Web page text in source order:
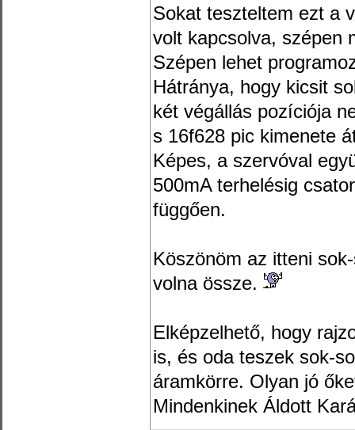
Sokat teszteltem ezt a
volt kapcsolva, szépen
Szépen lehet
Hátránya, hogy kicsit
két végállás pozíciója
s 16f628 pic kimenete
Képes, a szervóval
500mA terhelésig
függően.
Köszönöm az itteni
volna össze.
Elképzelhető, hogy
is, és oda teszek sok-
áramkörre. Olyan jó
Mindenkinek Áldott